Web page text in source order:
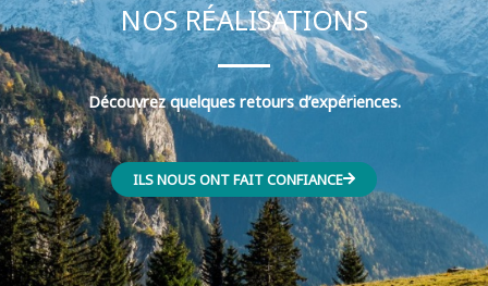
NOS RÉALISATIONS
Découvrez quelques retours d’expériences.
ILS NOUS ONT FAIT CONFIANCE